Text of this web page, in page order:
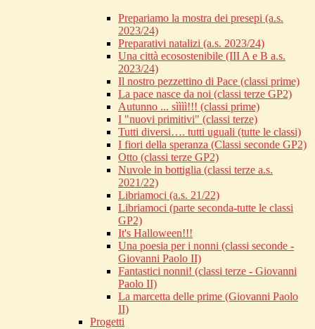
Prepariamo la mostra dei presepi (a.s.
2023/24)
Preparativi natalizi (a.s. 2023/24)
Una città ecosostenibile (III A e B a.s.
2023/24)
Il nostro pezzettino di Pace (classi prime)
La pace nasce da noi (classi terze GP2)
Autunno ... sìììì!!! (classi prime)
I "nuovi primitivi" (classi terze)
Tutti diversi…. tutti uguali (tutte le classi)
I fiori della speranza (Classi seconde GP2)
Otto (classi terze GP2)
Nuvole in bottiglia (classi terze a.s.
2021/22)
Libriamoci (a.s. 21/22)
Libriamoci (parte seconda-tutte le classi
GP2)
It's Halloween!!!
Una poesia per i nonni (classi seconde -
Giovanni Paolo II)
Fantastici nonni! (classi terze - Giovanni
Paolo II)
La marcetta delle prime (Giovanni Paolo
II)
Progetti